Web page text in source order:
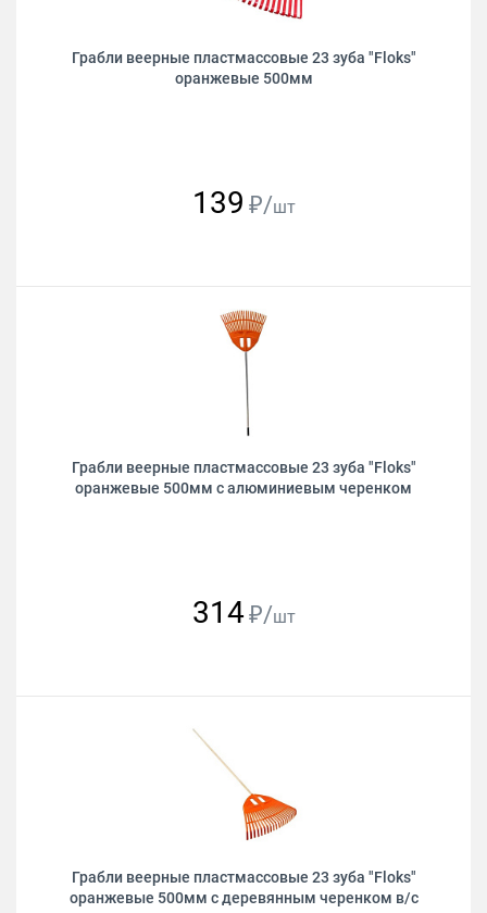
Грабли веерные пластмассовые 23 зуба "Floks"
оранжевые 500мм
139 ₽/шт
Грабли веерные пластмассовые 23 зуба "Floks"
оранжевые 500мм с алюминиевым черенком
314₽/шт
Грабли веерные пластмассовые 23 зуба "Floks"
оранжевые 500мм с деревянным черенком в/с